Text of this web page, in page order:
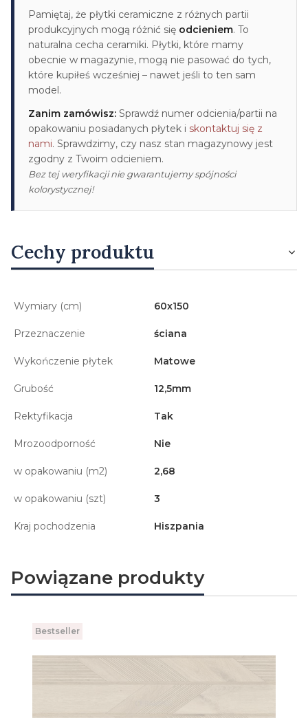
Pamiętaj, że płytki ceramiczne z różnych partii
produkcyjnych mogą różnić się odcieniem. To
naturalna cecha ceramiki. Płytki, które mamy
obecnie w magazynie, mogą nie pasować do tych,
które kupiłeś wcześniej – nawet jeśli to ten sam
model.
Zanim zamówisz: Sprawdź numer odcienia/partii na
opakowaniu posiadanych płytek i skontaktuj się z
nami. Sprawdzimy, czy nasz stan magazynowy jest
zgodny z Twoim odcieniem.
Bez tej weryfikacji nie gwarantujemy spójności
kolorystycznej!
Cechy produktu
Wymiary (cm) 60x150
Przeznaczenie ściana
Wykończenie płytek Matowe
Grubość 12,5mm
Rektyfikacja Tak
Mrozoodporność Nie
w opakowaniu (m2) 2,68
w opakowaniu (szt) 3
Kraj pochodzenia Hiszpania
Powiązane produkty
Bestseller